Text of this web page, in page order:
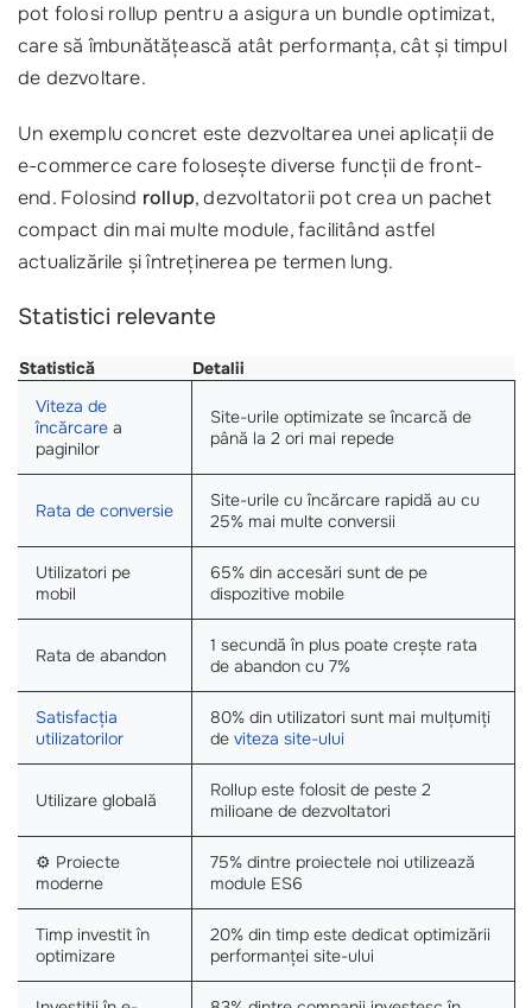
pot folosi rollup pentru a asigura un bundle optimizat,
care să îmbunătățească atât performanța, cât și timpul
de dezvoltare.
Un exemplu concret este dezvoltarea unei aplicații de
e-commerce care folosește diverse funcții de front-
end. Folosind rollup, dezvoltatorii pot crea un pachet
compact din mai multe module, facilitând astfel
actualizările și întreținerea pe termen lung.
Statistici relevante
Statistică
Detalii
Viteza de
încărcare a
paginilor
Site-urile optimizate se încarcă de
până la 2 ori mai repede
Rata de conversie
Site-urile cu încărcare rapidă au cu
25% mai multe conversii
Utilizatori pe
mobil
65% din accesări sunt de pe
dispozitive mobile
Rata de abandon
1 secundă în plus poate crește rata
de abandon cu 7%
Satisfacția
utilizatorilor
80% din utilizatori sunt mai mulțumiți
de viteza site-ului
Utilizare globală
Rollup este folosit de peste 2
milioane de dezvoltatori
⚙️ Proiecte
moderne
75% dintre proiectele noi utilizează
module ES6
Timp investit în
optimizare
20% din timp este dedicat optimizării
performanței site-ului